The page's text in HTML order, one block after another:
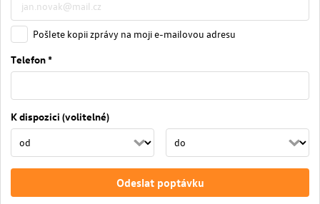
Pošlete kopii zprávy na moji e-mailovou adresu
Telefon *
K dispozici (volitelné)
Odeslat poptávku